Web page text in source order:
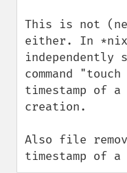
This is not
either. In *nix
independently
command
timestamp of
creation.
Also file
timestamp of